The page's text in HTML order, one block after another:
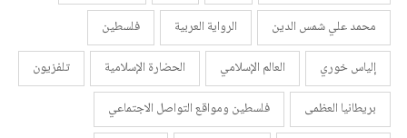
محمد علي شمس الدين
الرواية العربية
فلسطين
إلياس خوري
العالم الإسلامي الحضارة الإسلامية
تلفزيون
بريطانيا العظمى
فلسطين ومواقع التواصل الاجتماعي